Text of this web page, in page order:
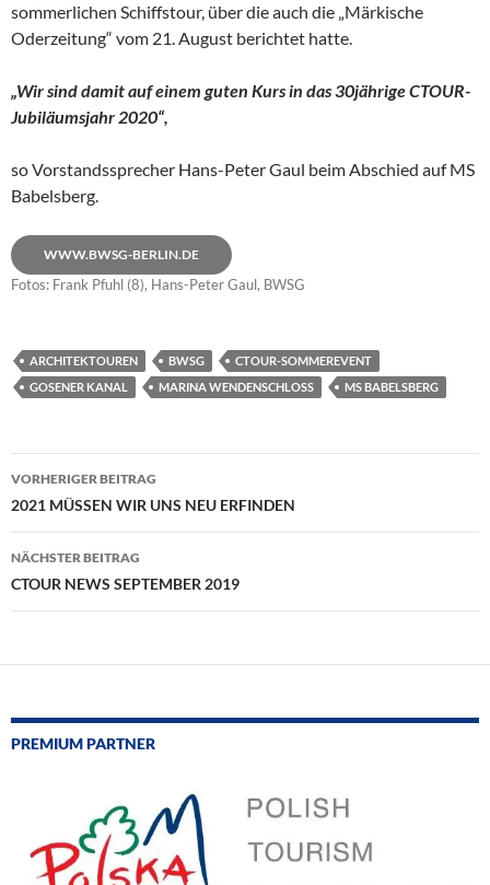
sommerlichen Schiffstour, über die auch die „Märkische
Oderzeitung“ vom 21. August berichtet hatte.
„Wir sind damit auf einem guten Kurs in das 30jährige CTOUR-
Jubiläumsjahr 2020“,
so Vorstandssprecher Hans-Peter Gaul beim Abschied auf MS
Babelsberg.
WWW.BWSG-BERLIN.DE
Fotos: Frank Pfuhl (8), Hans-Peter Gaul, BWSG
ARCHITEKTOUREN BWSG
CTOUR-SOMMEREVENT
GOSENER KANAL
MARINA WENDENSCHLOSS MS BABELSBERG
Beitragsnavigation
VORHERIGER BEITRAG
2021 MÜSSEN WIR UNS NEU ERFINDEN
NÄCHSTER BEITRAG
CTOUR NEWS SEPTEMBER 2019
PREMIUM PARTNER